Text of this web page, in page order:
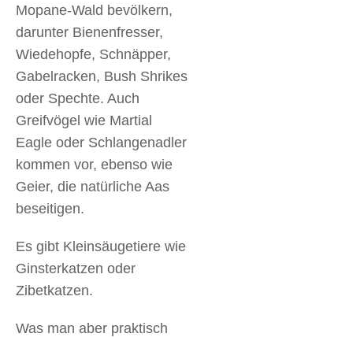
Mopane-Wald bevölkern,
darunter Bienenfresser,
Wiedehopfe, Schnäpper,
Gabelracken, Bush Shrikes
oder Spechte. Auch
Greifvögel wie Martial
Eagle oder Schlangenadler
kommen vor, ebenso wie
Geier, die natürliche Aas
beseitigen.
Es gibt Kleinsäugetiere wie
Ginsterkatzen oder
Zibetkatzen.
Was man aber praktisch